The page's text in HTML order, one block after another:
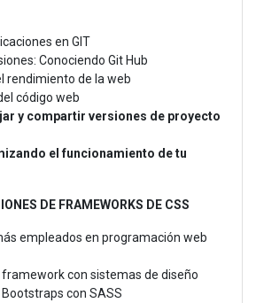
en GIT
Conociendo Git Hub
rendimiento de la web
código web
y compartir versiones de proyecto
el funcionamiento de tu
DE FRAMEWORKS DE CSS
empleados en programación web
con sistemas de diseño
con SASS